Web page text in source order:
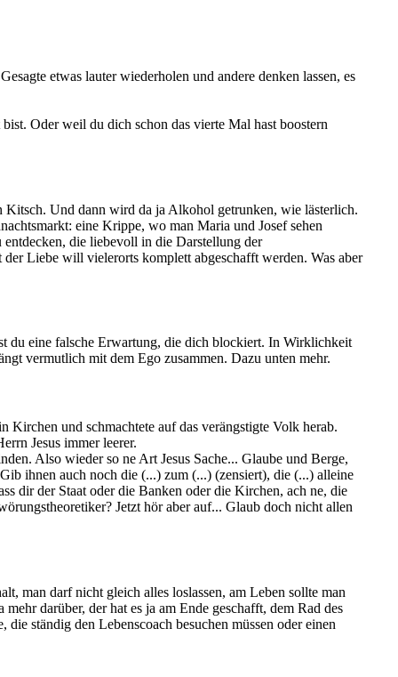
Gesagte etwas lauter wiederholen und andere denken lassen, es
Oder weil du dich schon das vierte Mal hast boostern
Kitsch. Und dann wird da ja Alkohol getrunken, wie lästerlich.
eine Krippe, wo man Maria und Josef sehen
die liebevoll in die Darstellung der
Liebe will vielerorts komplett abgeschafft werden. Was aber
du eine falsche Erwartung, die dich blockiert. In Wirklichkeit
vermutlich mit dem Ego zusammen. Dazu unten mehr.
und schmachtete auf das verängstigte Volk herab.
Jesus immer leerer.
Also wieder so ne Art Jesus Sache... Glaube und Berge,
ihnen auch noch die (...) zum (...) (zensiert), die (...) alleine
dir der Staat oder die Banken oder die Kirchen, ach ne, die
Jetzt hör aber auf... Glaub doch nicht allen
man darf nicht gleich alles loslassen, am Leben sollte man
darüber, der hat es ja am Ende geschafft, dem Rad des
ständig den Lebenscoach besuchen müssen oder einen